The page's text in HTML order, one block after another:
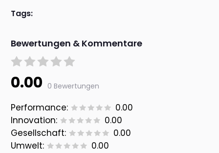
Tags:
Bewertungen & Kommentare
0.00 0 Bewertungen
Performance:
0.00
Innovation:
0.00
Gesellschaft:
0.00
Umwelt:
0.00